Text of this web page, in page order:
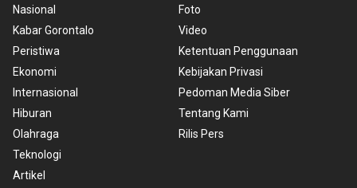
Nasional
Kabar Gorontalo
Peristiwa
Ekonomi
Internasional
Hiburan
Olahraga
Teknologi
Artikel
Foto
Video
Ketentuan Penggunaan
Kebijakan Privasi
Pedoman Media Siber
Tentang Kami
Rilis Pers